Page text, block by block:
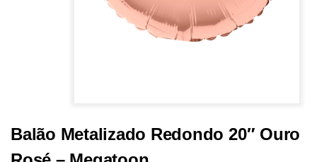
Balão Metalizado Redondo 20″ Ouro